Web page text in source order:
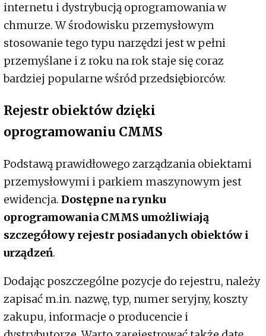
internetu i dystrybucją oprogramowania w
chmurze. W środowisku przemysłowym
stosowanie tego typu narzędzi jest w pełni
przemyślane i z roku na rok staje się coraz
bardziej popularne wśród przedsiębiorców.
Rejestr obiektów dzięki
oprogramowaniu CMMS
Podstawą prawidłowego zarządzania obiektami
przemysłowymi i parkiem maszynowym jest
ewidencja. Dostępne na rynku
oprogramowania CMMS umożliwiają
szczegółowy rejestr posiadanych obiektów i
urządzeń.
Dodając poszczególne pozycje do rejestru, należy
zapisać m.in. nazwę, typ, numer seryjny, koszty
zakupu, informacje o producencie i